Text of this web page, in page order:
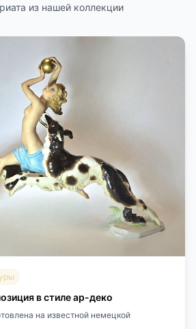
из нашей коллекции
в стиле ар-деко
на известной немецкой